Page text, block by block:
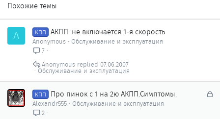
Похожие темы
A КПП АКПП: не включается 1-я скорость
Anonymous
Обслуживание и эксплуатация
7
Обслуживание и эксплуатация
07.06.2007
Anonymous
З
КПП Про пинок с 1 на 2ю АКПП.Симптомы.
Alexandr555
Обслуживание и эксплуатация
2